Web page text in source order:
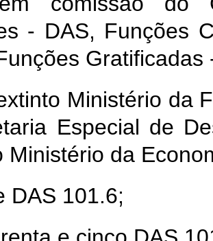
- DAS, Funções
Gratificadas
Ministério da
Especial de
Ministério da
DAS 101.6;